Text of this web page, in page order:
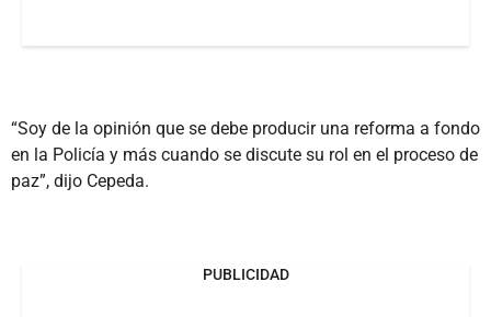
“Soy de la opinión que se debe producir una reforma a fondo
en la Policía y más cuando se discute su rol en el proceso de
paz”, dijo Cepeda.
PUBLICIDAD